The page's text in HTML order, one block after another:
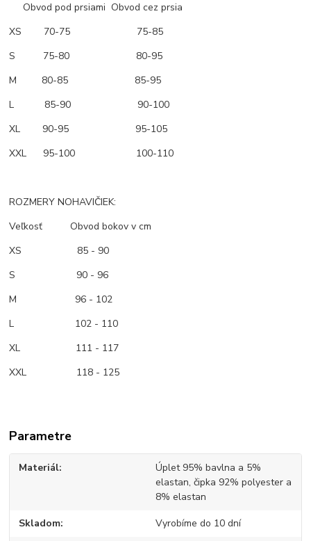
Obvod pod prsiami Obvod cez prsia
XS 70-75 75-85
S 75-80 80-95
M 80-85 85-95
L 85-90 90-100
XL 90-95 95-105
XXL 95-100 100-110
ROZMERY NOHAVIČIEK:
Veľkosť Obvod bokov v cm
XS 85 - 90
S 90 - 96
M 96 - 102
L 102 - 110
XL 111 - 117
XXL 118 - 125
Parametre
Materiál
Úplet 95% bavlna a 5%
elastan, čipka 92% polyester a
8% elastan
Skladom Vyrobíme do 10 dní